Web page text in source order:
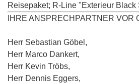
Reisepaket; R-Line "Exterieur Black
IHRE ANSPRECHPARTNER VOR
Herr Sebastian Göbel,
Herr Marco Dankert,
Herr Kevin Tröbs,
Herr Dennis Eggers,